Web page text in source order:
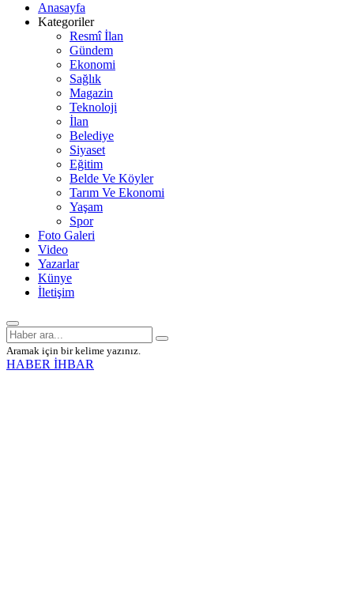
Anasayfa
Kategoriler
Resmî İlan
Gündem
Ekonomi
Sağlık
Magazin
Teknoloji
İlan
Belediye
Siyaset
Eğitim
Belde Ve Köyler
Tarım Ve Ekonomi
Yaşam
Spor
Foto Galeri
Video
Yazarlar
Künye
İletişim
Aramak için bir kelime yazınız.
HABER İHBAR